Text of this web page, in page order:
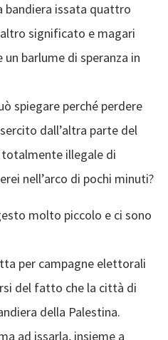
bandiera issata quattro
significato e magari
barlume di speranza in
spiegare perché perdere
dall’altra parte del
totalmente illegale di
nell’arco di pochi minuti?
molto piccolo e ci sono
per campagne elettorali
del fatto che la città di
della Palestina.
ad issarla, insieme a